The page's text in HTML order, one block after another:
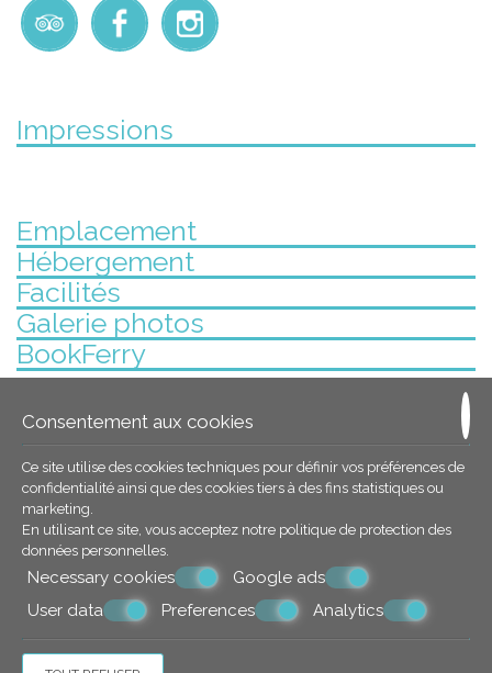
Impressions
Emplacement
Hébergement
Facilités
Galerie photos
BookFerry
Recommended onRestaurant Guru 2019
© Powered by Marinet
︿
Consentement aux cookies
Ce site utilise des cookies techniques pour définir vos préférences de
confidentialité ainsi que des cookies tiers à des fins statistiques ou
marketing.
En utilisant ce site, vous acceptez notre politique de protection des
données personnelles.
Necessary cookies
Google ads
User data
Preferences Analytics